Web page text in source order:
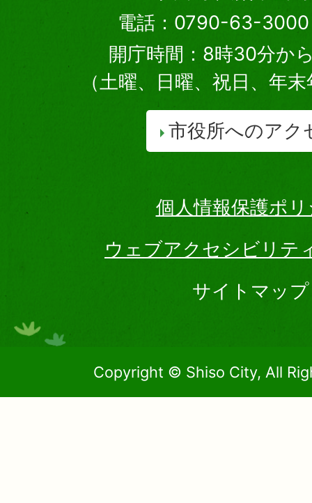
電話：0790-63-3000
開庁時間：8時30分か
（土曜、日曜、祝日、年
市役所へのアク
個人情報保護ポ
ウェブアクセシビリテ
サイトマップ
Copyright © Shiso City, All